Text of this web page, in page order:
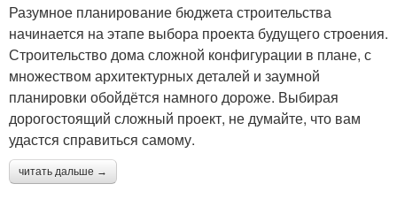
Разумное планирование бюджета строительства
начинается на этапе выбора проекта будущего строения.
Строительство дома сложной конфигурации в плане, с
множеством архитектурных деталей и заумной
планировки обойдётся намного дороже. Выбирая
дорогостоящий сложный проект, не думайте, что вам
удастся справиться самому.
читать дальше →